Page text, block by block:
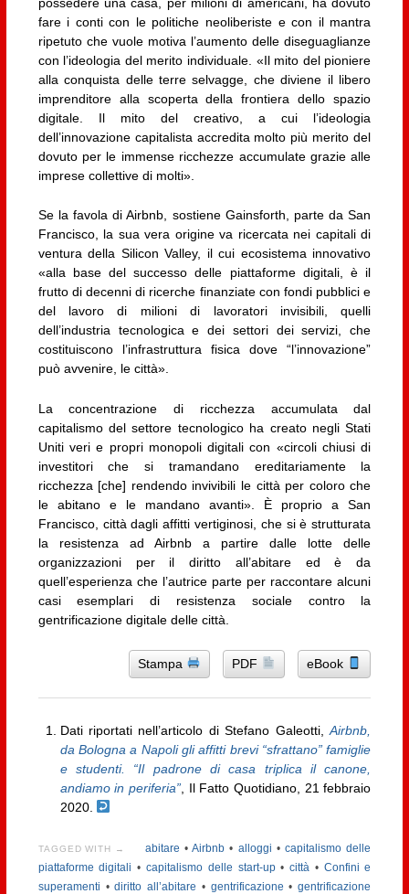
fare i conti con le politiche neoliberiste e con il mantra
ripetuto che vuole motiva l’aumento delle diseguaglianze
con l’ideologia del merito individuale. «Il mito del pioniere
alla conquista delle terre selvagge, che diviene il libero
imprenditore alla scoperta della frontiera dello spazio
digitale. Il mito del creativo, a cui l’ideologia
dell’innovazione capitalista accredita molto più merito del
dovuto per le immense ricchezze accumulate grazie alle
imprese collettive di molti».
Se la favola di Airbnb, sostiene Gainsforth, parte da San
Francisco, la sua vera origine va ricercata nei capitali di
ventura della Silicon Valley, il cui ecosistema innovativo
«alla base del successo delle piattaforme digitali, è il
frutto di decenni di ricerche finanziate con fondi pubblici e
del lavoro di milioni di lavoratori invisibili, quelli
dell’industria tecnologica e dei settori dei servizi, che
costituiscono l’infrastruttura fisica dove “l’innovazione”
può avvenire, le città».
La concentrazione di ricchezza accumulata dal
capitalismo del settore tecnologico ha creato negli Stati
Uniti veri e propri monopoli digitali con «circoli chiusi di
investitori che si tramandano ereditariamente la
ricchezza [che] rendendo invivibili le città per coloro che
le abitano e le mandano avanti». È proprio a San
Francisco, città dagli affitti vertiginosi, che si è strutturata
la resistenza ad Airbnb a partire dalle lotte delle
organizzazioni per il diritto all’abitare ed è da
quell’esperienza che l’autrice parte per raccontare alcuni
casi esemplari di resistenza sociale contro la
gentrificazione digitale delle città.
Stampa PDF eBook
Dati riportati nell’articolo di Stefano Galeotti,Airbnb,
da Bologna a Napoli gli affitti brevi “sfrattano” famiglie
e studenti. “Il padrone di casa triplica il canone,
andiamo in periferia”, Il Fatto Quotidiano, 21 febbraio
2020.
TAGGED WITH → abitare •Airbnb • alloggi •capitalismo delle
piattaforme digitali • capitalismo delle start-up•città • Confini e
superamenti •diritto all’abitare • gentrificazione •gentrificazione